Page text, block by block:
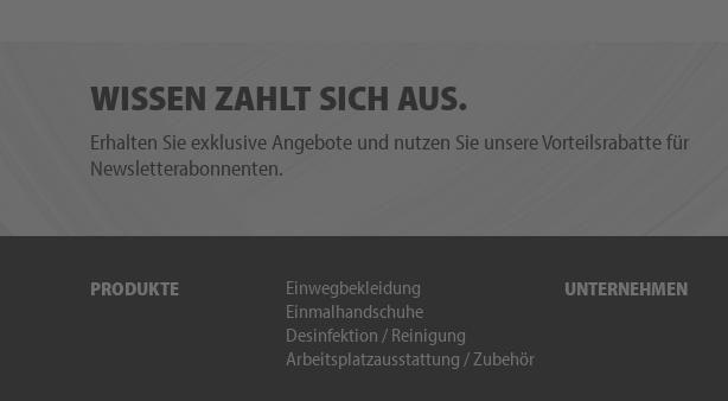
WISSEN ZAHLT SICH AUS.
Erhalten Sie exklusive Angebote und nutzen Sie unsere Vorteilsrabatte für
Newsletterabonnenten.
PRODUKTE
Einwegbekleidung
Einmalhandschuhe
Desinfektion / Reinigung
Arbeitsplatzausstattung / Zubehör
UNTERNEHMEN